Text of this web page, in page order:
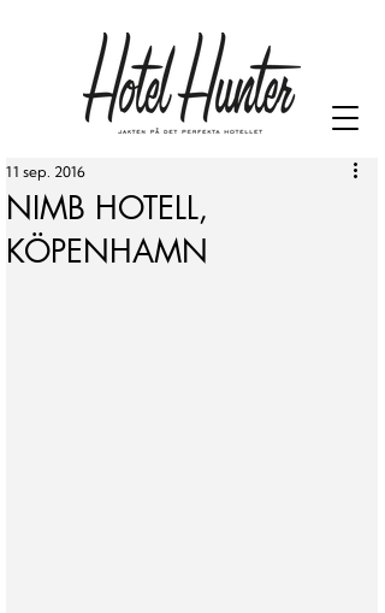
NIMB HOTELL,
KÖPENHAMN
11 sep. 2016